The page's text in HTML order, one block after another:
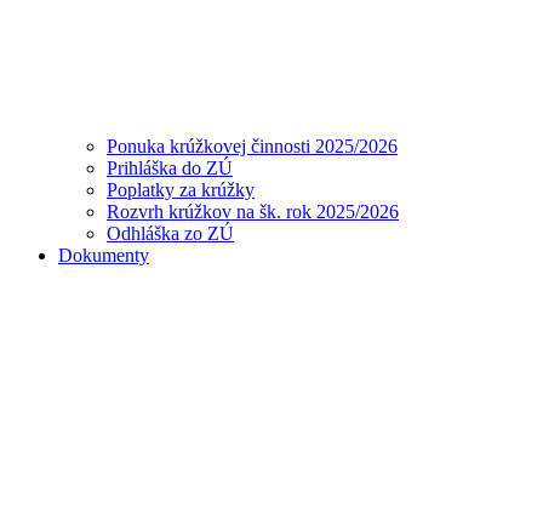
Ponuka krúžkovej činnosti 2025/2026
Prihláška do ZÚ
Poplatky za krúžky
Rozvrh krúžkov na šk. rok 2025/2026
Odhláška zo ZÚ
Dokumenty